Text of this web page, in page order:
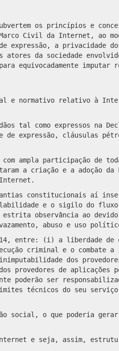
os princípios e
Civil da Internet, ao
expressão, a privacidade
atores da sociedade
equivocadamente imputar
e normativo relativo à
tal como expressos na
expressão, cláusulas
ampla participação de
a criação e a adoção
constitucionais aí
e o sigilo do fluxo
observância ao
abuso e uso
entre: (i) a liberdade de
criminal e o combate
dos
provedores de aplicações
poderão ser
técnicos do seu
social, o que poderia
e seja, assim,